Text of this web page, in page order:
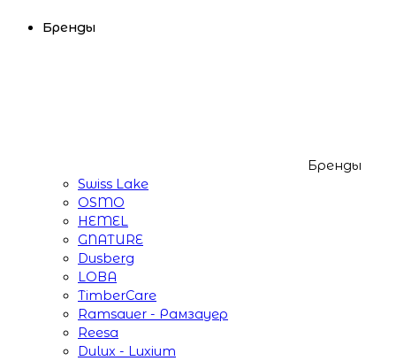
Бренды
Бренды
Swiss Lake
OSMO
HEMEL
GNATURE
Dusberg
LOBA
TimberCare
Ramsauer - Рамзауер
Reesa
Dulux - Luxium